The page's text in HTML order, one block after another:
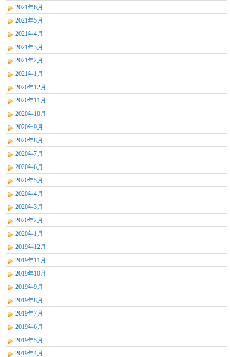
2021年6月
2021年5月
2021年4月
2021年3月
2021年2月
2021年1月
2020年12月
2020年11月
2020年10月
2020年9月
2020年8月
2020年7月
2020年6月
2020年5月
2020年4月
2020年3月
2020年2月
2020年1月
2019年12月
2019年11月
2019年10月
2019年9月
2019年8月
2019年7月
2019年6月
2019年5月
2019年4月